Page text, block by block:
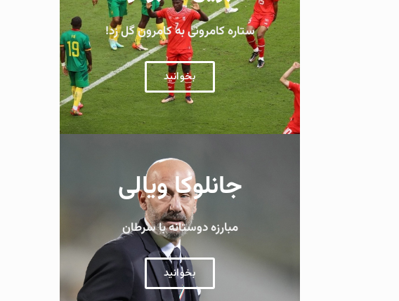
ستاره کامرونی به کامرون گل زد!
بخوانید
جانلوکا ویالی
مبارزه دوستانه با سرطان
بخوانید